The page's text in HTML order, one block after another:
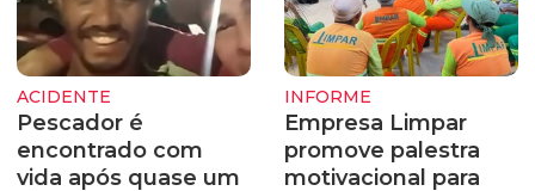
ACIDENTE
Pescador é
encontrado com
vida após quase um
INFORME
Empresa Limpar
promove palestra
motivacional para